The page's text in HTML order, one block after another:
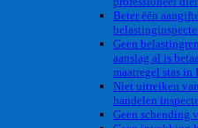
Beter één
Geen
aanslag al is
maatregel stas in
Niet uitreiken
handelen
Geen schending